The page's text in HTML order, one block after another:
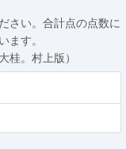
さい。合計点の点数に
ます。
桂。村上版）